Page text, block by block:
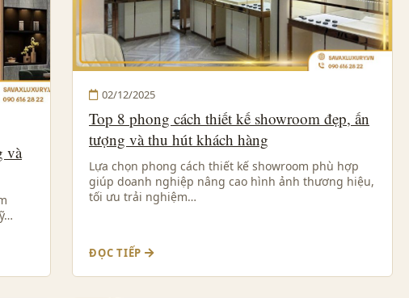
và
02/12/2025
Top 8 phong cách thiết kế showroom đẹp, ấn
tượng và thu hút khách hàng
Lựa chọn phong cách thiết kế showroom phù hợp
giúp doanh nghiệp nâng cao hình ảnh thương hiệu,
tối ưu trải nghiệm…
ĐỌC TIẾP